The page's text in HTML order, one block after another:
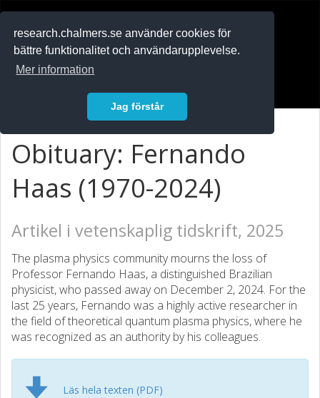
research.chalmers.se använder cookies för
bättre funktionalitet och användarupplevelse.
Mer information
Jag förstår
Obituary: Fernando
Haas (1970-2024)
Artikel i vetenskaplig tidskrift, 2025
The plasma physics community mourns the loss of
Professor Fernando Haas, a distinguished Brazilian
physicist, who passed away on December 2, 2024. For the
last 25 years, Fernando was a highly active researcher in
the field of theoretical quantum plasma physics, where he
was recognized as an authority by his colleagues.
Läs hela texten (PDF)